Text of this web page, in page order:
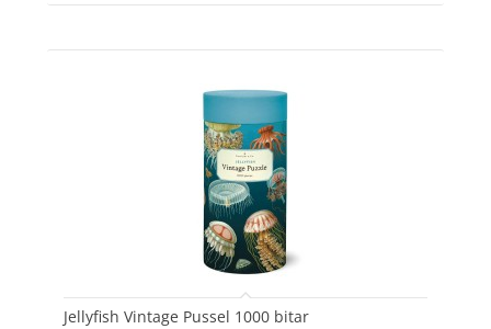
Jellyfish Vintage Pussel 1000 bitar